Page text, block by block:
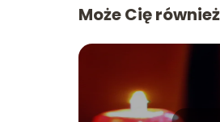
Może Cię